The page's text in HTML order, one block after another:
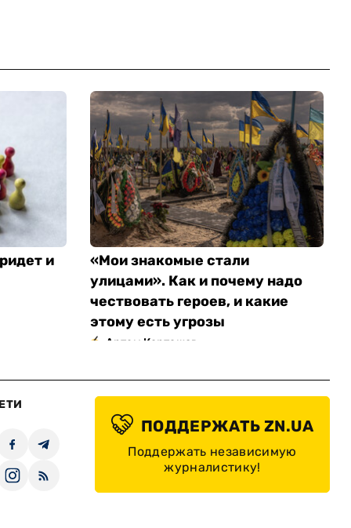
и
«Мои знакомые стали
улицами». Как и почему надо
чествовать героев, и какие
этому есть угрозы
Артем Карташов
ПОДДЕРЖАТЬ ZN.UA
Поддержать независимую
журналистику!